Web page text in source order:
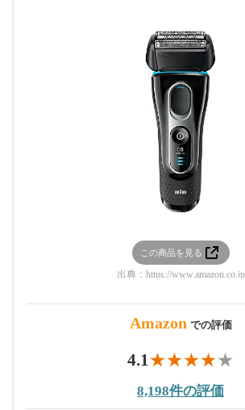
この商品を見る
出典： https://www.amazon.co.jp
Amazon での評価
4.1
8,198件の評価